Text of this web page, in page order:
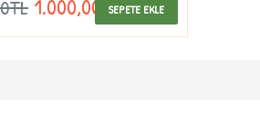
1.000,00TLSEPETE EKLE